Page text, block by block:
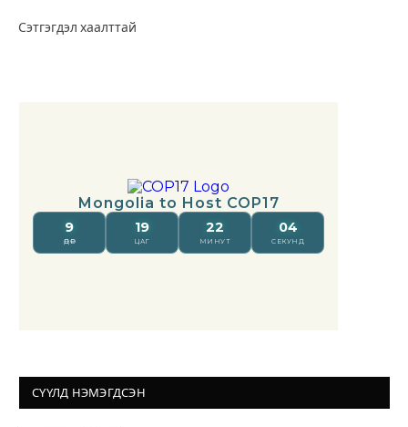
Сэтгэгдэл хаалттай
СҮҮЛД НЭМЭГДСЭН